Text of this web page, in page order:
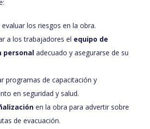
los riesgos en la obra.
a los trabajadores el equipo de
personal adecuado y asegurarse de su
programas de capacitación y
en seguridad y salud.
en la obra para advertir sobre
de evacuación.